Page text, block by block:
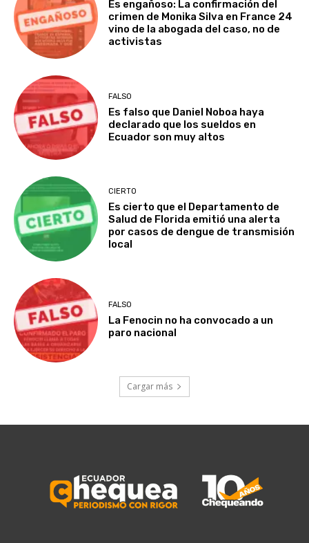
Es engañoso: La confirmación del
crimen de Monika Silva en France 24
vino de la abogada del caso, no de
activistas
FALSO
Es falso que Daniel Noboa haya
declarado que los sueldos en
Ecuador son muy altos
CIERTO
Es cierto que el Departamento de
Salud de Florida emitió una alerta
por casos de dengue de transmisión
local
FALSO
La Fenocin no ha convocado a un
paro nacional
Cargar más